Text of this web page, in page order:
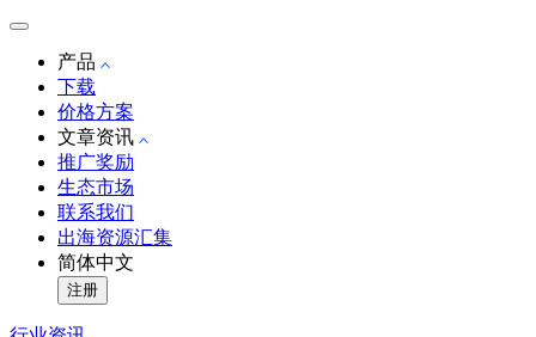
产品
下载
价格方案
文章资讯
推广奖励
生态市场
联系我们
出海资源汇集
简体中文
注册